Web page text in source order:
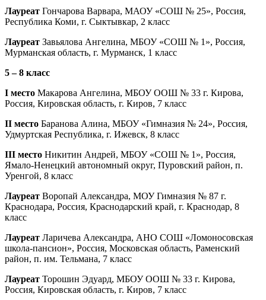
Лауреат Гончарова Варвара, МАОУ «СОШ № 25», Россия,
Республика Коми, г. Сыктывкар, 2 класс
Лауреат Завьялова Ангелина, МБОУ «СОШ № 1», Россия,
Мурманская область, г. Мурманск, 1 класс
5 – 8 класс
I место Макарова Ангелина, МБОУ ООШ № 33 г. Кирова,
Россия, Кировская область, г. Киров, 7 класс
II место Баранова Алина, МБОУ «Гимназия № 24», Россия,
Удмуртская Республика, г. Ижевск, 8 класс
III место Никитин Андрей, МБОУ «СОШ № 1», Россия,
Ямало-Ненецкий автономный округ, Пуровский район, п.
Уренгой, 8 класс
Лауреат Воропай Александра, МОУ Гимназия № 87 г.
Краснодара, Россия, Краснодарский край, г. Краснодар, 8
класс
Лауреат Ларичева Александра, АНО СОШ «Ломоносовская
школа-пансион», Россия, Московская область, Раменский
район, п. им. Тельмана, 7 класс
Лауреат Торошин Эдуард, МБОУ ООШ № 33 г. Кирова,
Россия, Кировская область, г. Киров, 7 класс